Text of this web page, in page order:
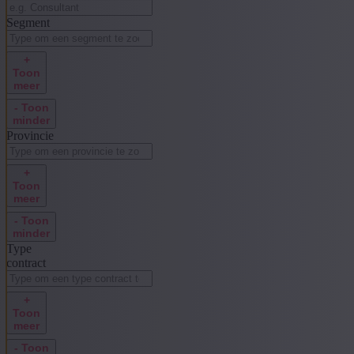
Segment
+
Toon
meer
- Toon
minder
Provincie
+
Toon
meer
- Toon
minder
Type
contract
+
Toon
meer
- Toon